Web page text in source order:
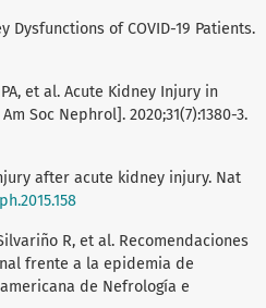
Dysfunctions of COVID-19 Patients.
et al. Acute Kidney Injury in
Soc Nephrol]. 2020;31(7):1380-3.
after acute kidney injury. Nat
R, et al. Recomendaciones
frente a la epidemia de
de Nefrología e